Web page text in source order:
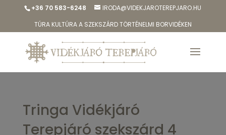
+36 70 583-6248
IRODA@VIDEKJAROTEREPJARO.HU
TÚRA KULTÚRA A SZEKSZÁRD TÖRTÉNELMI BORVIDÉKEN
Tringa Vidékjáró
Terepjáró szekszárd 4